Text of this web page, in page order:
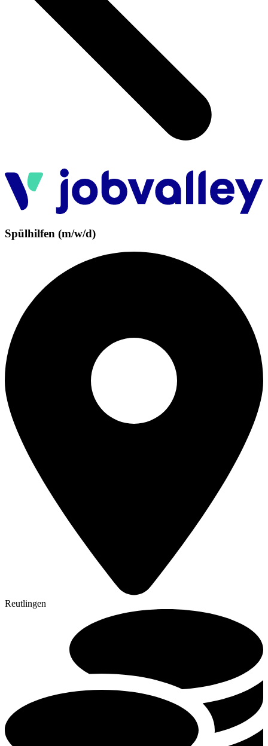
Spülhilfen (m/w/d)
Reutlingen